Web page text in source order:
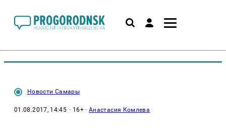
Новости Самары
01.08.2017, 14:45 · 16+ ·Анастасия Комлева